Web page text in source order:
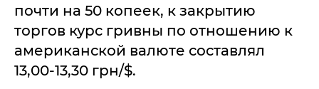
почти на 50 копеек, к закрытию
торгов курс гривны по отношению к
американской валюте составлял
13,00-13,30 грн/$.